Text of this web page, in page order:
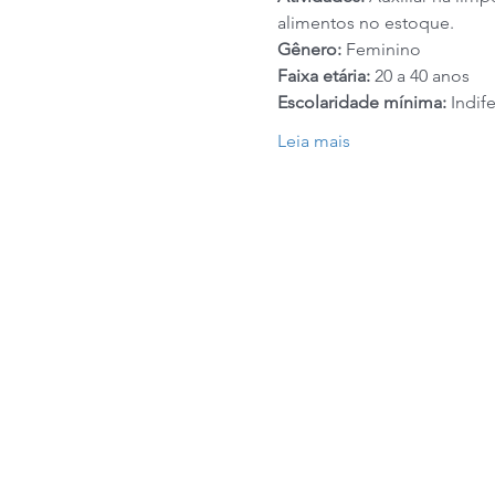
alimentos no estoque.
Gênero: Feminino
Faixa etária: 20 a 40 anos
Escolaridade mínima:
Leia mais